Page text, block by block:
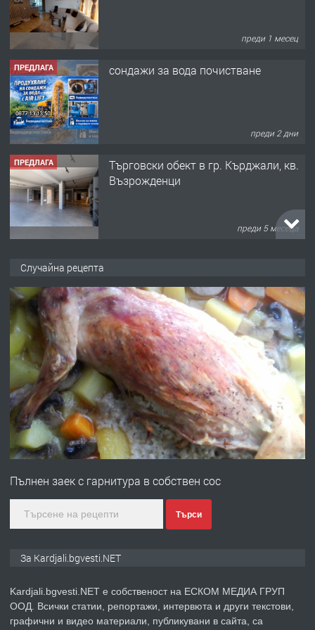
ПРЕДЛАГА сондажи за вода почистване
ПРЕДЛАГА
Tърговски обект в гр. Кърджали, кв.
ПРЕДЛАГА
преди 6 месеца
ПРЕДЛАГА
Заведение /ресторант, бистро/ в с.
Чакаларово, община Кирково
преди 7 месеца
ПРЕДЛАГА
Гараж под наем в супер център
Кърджали
ПРЕДЛАГА
№3972 Парцел в регулация на брега
на язовир Студен кладенец 331м2 |
ПРЕДЛАГА
Курс
Случайна рецепта
Пълнен заек с гарнитура в собствен сос
Търси
За Kardjali.bgvesti.NET
Kardjali.bgvesti.NET е собственост на ЕСКОМ МЕДИА ГРУП
ООД. Всички статии, репортажи, интервюта и други текстови,
графични и видео материали, публикувани в сайта, са